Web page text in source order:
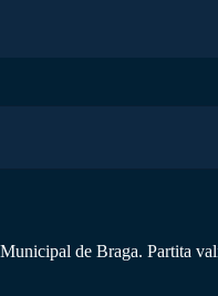
de Braga. Partita